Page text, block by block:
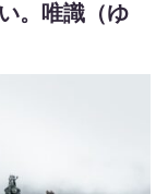
。唯識（ゆ